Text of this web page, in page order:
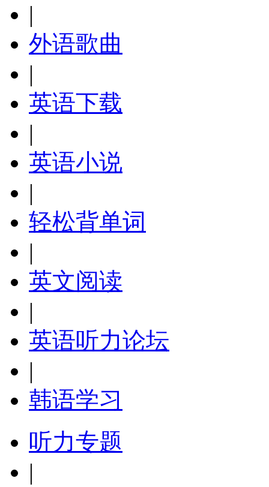
|
外语歌曲
|
英语下载
|
英语小说
|
轻松背单词
|
英文阅读
|
英语听力论坛
|
韩语学习
听力专题
|